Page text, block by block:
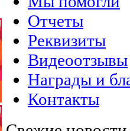
Отчеты
Реквизиты
Видеоотзывы
Награды и
Контакты